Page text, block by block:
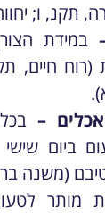
תקנ, ו;
במידת
(רוח חיים,
–
ביום
(משנה
מותר